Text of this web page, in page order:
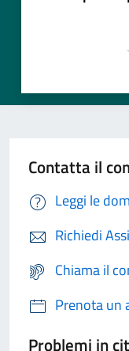
Contatta il
Leggi le
Richiedi
Chiama il
Prenota un
Problemi in